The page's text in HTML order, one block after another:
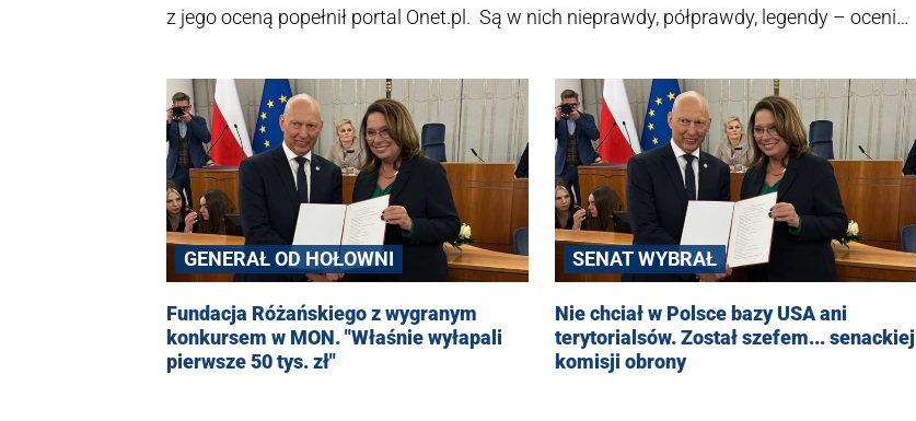
z jego oceną popełnił portal Onet.pl. Są w nich nieprawdy, półprawdy, legendy – ocenia
GENERAŁ OD HOŁOWNI
Fundacja Różańskiego z wygranym
konkursem w MON. "Właśnie wyłapali
pierwsze 50 tys. zł"
SENAT WYBRAŁ
Nie chciał w Polsce bazy USA ani
terytorialsów. Został szefem... senackiej
komisji obrony